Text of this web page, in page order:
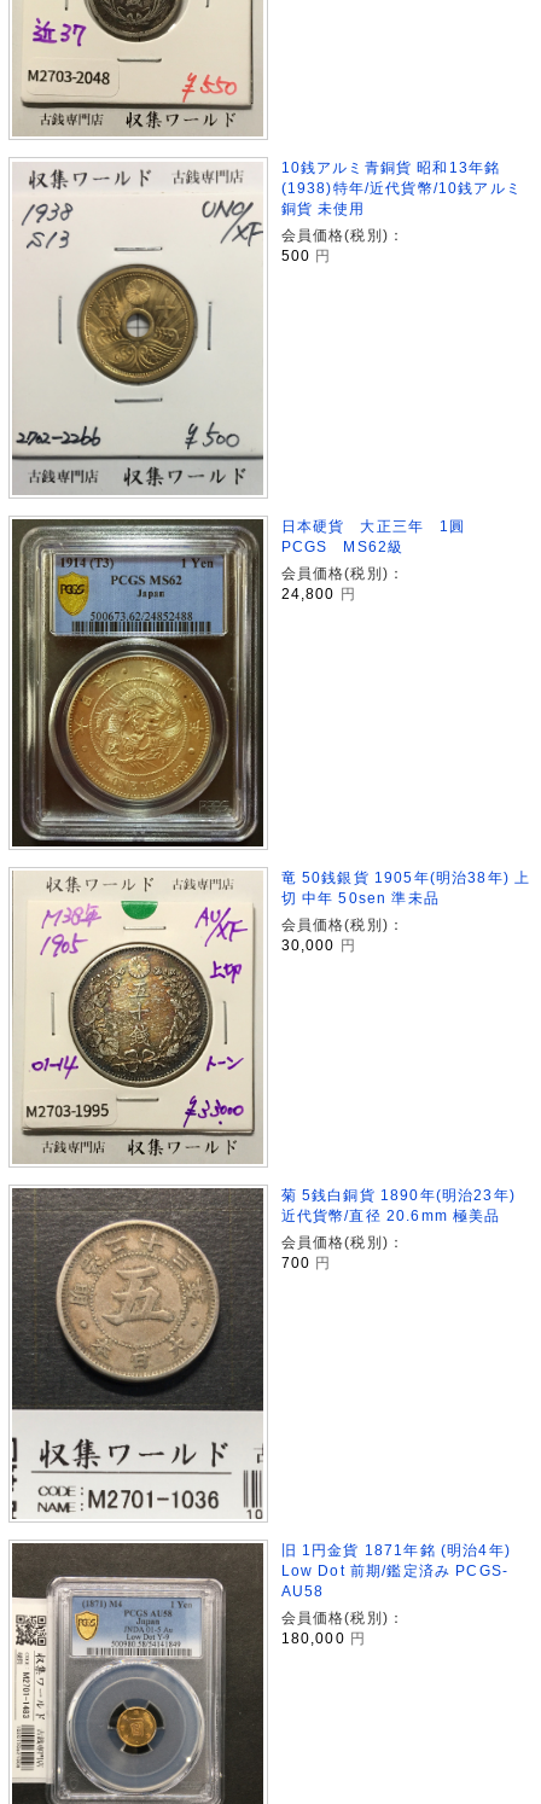
10銭アルミ青銅貨 昭和13年銘
(1938)特年/近代貨幣/10銭アルミ
銅貨 未使用
会員価格(税別)：
500 円
日本硬貨 大正三年 1圓
PCGS MS62級
会員価格(税別)：
24,800
円
竜 50銭銀貨 1905年(明治38年) 上
切 中年 50sen 準未品
会員価格(税別)：
30,000
円
菊 5銭白銅貨 1890年(明治23年)
近代貨幣/直径 20.6mm 極美品
会員価格(税別)：
700 円
旧 1円金貨 1871年銘 (明治4年)
Low Dot 前期/鑑定済み PCGS-
AU58
会員価格(税別)：
180,000 円